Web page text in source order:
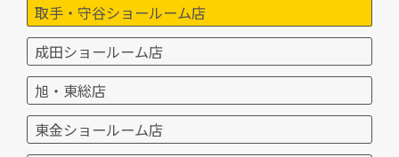
取手・守谷ショールーム店
成田ショールーム店
旭・東総店
東金ショールーム店